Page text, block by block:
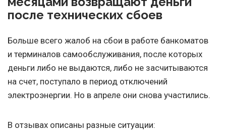
после технических сбоев
Больше всего жалоб на сбои в работе банкоматов
и терминалов самообслуживания, после которых
деньги либо не выдаются, либо не засчитываются
на счет, поступало в период отключений
электроэнергии. Но в апреле они снова участились.
В отзывах описаны разные ситуации: